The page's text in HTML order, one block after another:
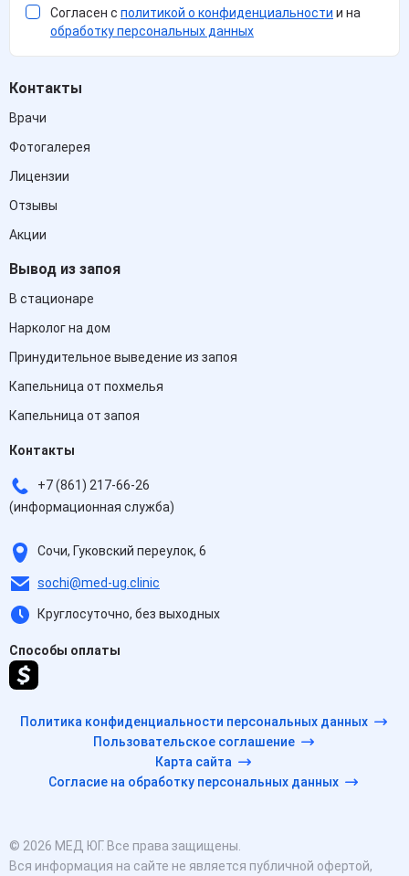
Согласен с политикой о конфиденциальности и на
обработку персональных данных
Контакты
Врачи
Фотогалерея
Лицензии
Отзывы
Акции
Вывод из запоя
В стационаре
Нарколог на дом
Принудительное выведение из запоя
Капельница от похмелья
Капельница от запоя
Контакты
+7 (861) 217-66-26
(информационная служба)
Сочи, Гуковский переулок, 6
sochi@med-ug.clinic
Круглосуточно, без выходных
Способы оплаты
Политика конфиденциальности персональных данных
Пользовательское соглашение
Карта сайта
Согласие на обработку персональных данных
© 2026 МЕД ЮГ. Все права защищены.
Вся информация на сайте не является публичной офертой,